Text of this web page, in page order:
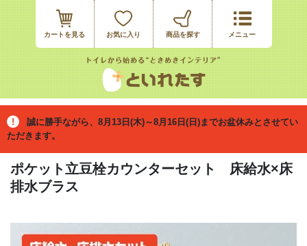
カートを見る お気に入り
誠に勝手ながら、8月13日(木)～8月16日(日)までお盆休みとさせてい
ただきます。
ポケット立豆栓カウンターセット 床給水×床
排水ブラス